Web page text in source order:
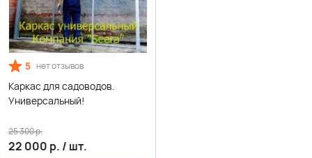
5 нет отзывов
Каркас для садоводов.
Универсальный!
22 000 р. / шт.
25 300р.